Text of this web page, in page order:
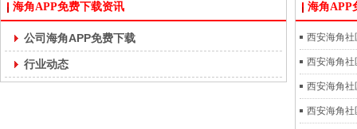
海角APP免费下载资讯
公司海角APP免费下载
行业动态
海角APP
西安海角社
西安海角社
西安海角社
西安海角社